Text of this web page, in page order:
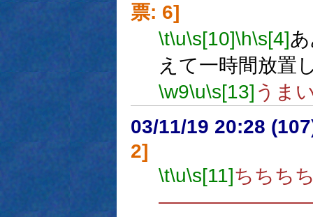
票: 6]
\t\u\s[10]\h\s[4]
えて一時間放置
\w9\u\s[13] うま
03/11/19 20:28
2]
\t\u\s[11]ちちち
――――――――